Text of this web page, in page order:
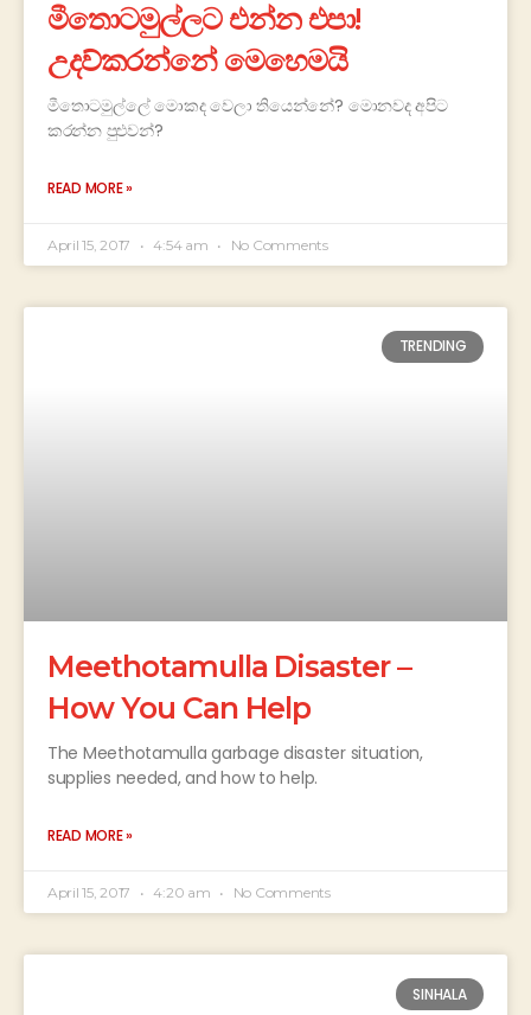
මීතොටමුල්ලට එන්න එපා!
උදව්කරන්නේ මෙහෙමයි
මීතොටමුල්ලේ මොකද වෙලා තියෙන්නේ? මොනවද අපිට
කරන්න පුළුවන්?
READ MORE »
April 15, 2017 4:54 am No Comments
TRENDING
Meethotamulla Disaster –
How You Can Help
The Meethotamulla garbage disaster situation,
supplies needed, and how to help.
READ MORE »
April 15, 2017 4:20 am No Comments
SINHALA